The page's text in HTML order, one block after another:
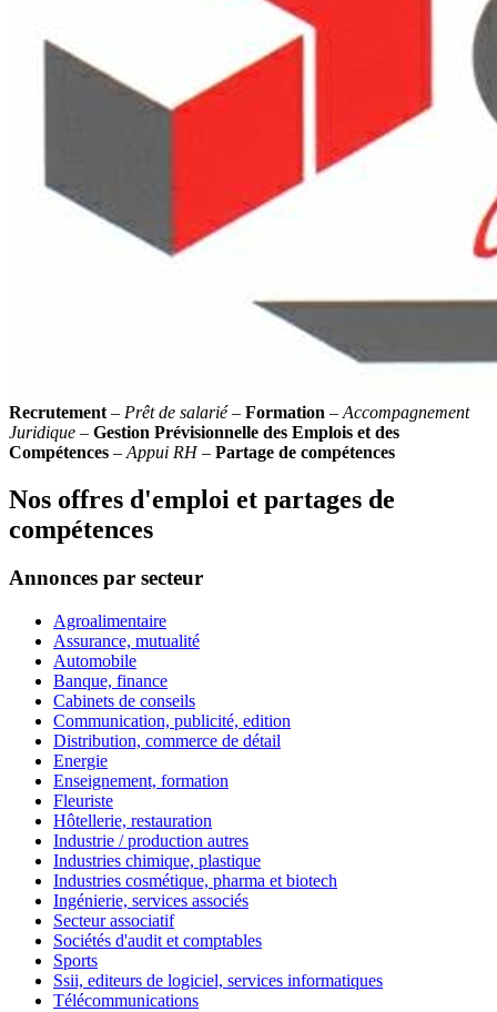
Recrutement – Prêt de salarié– Formation – Accompagnement
Juridique – Gestion Prévisionnelle des Emplois et des
Compétences – Appui RH– Partage de compétences
Nos offres d'emploi et partages de
compétences
Annonces par secteur
Agroalimentaire
Assurance, mutualité
Automobile
Banque, finance
Cabinets de conseils
Communication, publicité, edition
Distribution, commerce de détail
Energie
Enseignement, formation
Fleuriste
Hôtellerie, restauration
Industrie / production autres
Industries chimique, plastique
Industries cosmétique, pharma et biotech
Ingénierie, services associés
Secteur associatif
Sociétés d'audit et comptables
Sports
Ssii, editeurs de logiciel, services informatiques
Télécommunications